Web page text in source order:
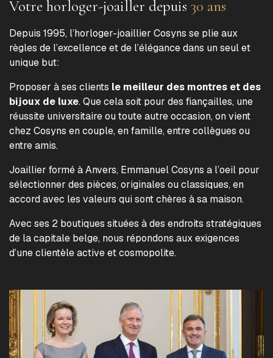
Votre horloger-joailler depuis 30 ans
Depuis 1995, l’horloger-joaillier Cosyns se plie aux
règles de l’excellence et de l’élégance dans un seul et
unique but:
Proposer à ses clients le meilleur des montres et des
bijoux de luxe. Que cela soit pour des fiançailles, une
réussite universitaire ou toute autre occasion, on vient
chez Cosyns en couple, en famille, entre collègues ou
entre amis.
Joaillier formé à Anvers, Emmanuel Cosyns a l’oeil pour
sélectionner des pièces, originales ou classiques, en
accord avec les valeurs qui sont chères à sa maison.
Avec ses 2 boutiques situées à des endroits stratégiques
de la capitale belge, nous répondons aux exigences
d’une clientèle active et cosmopolite.